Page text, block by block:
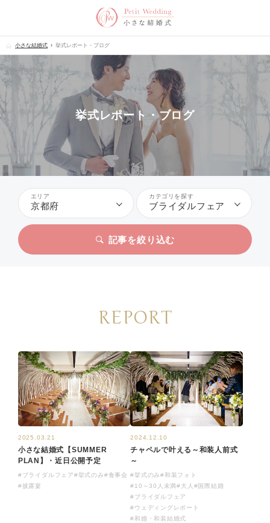
小さな結婚式 挙式レポート・ブログ
挙式レポート・ブログ
エリア
京都府
カテゴリを探す
ブライダルフェア
記事を絞り込む
REPORT
2025.03.21
小さな結婚式【SUMMER
PLAN】・近日公開予定
#ブライダルフェア#挙式のみ#食事会
#披露宴
2024.12.10
チャペルで叶える～和装人前式
～
#挙式のみ#和装フォト
#10～30人未満#大人 #国際結婚
#ブライダルフェア
#ウェディングレポート
#和婚・和装結婚式